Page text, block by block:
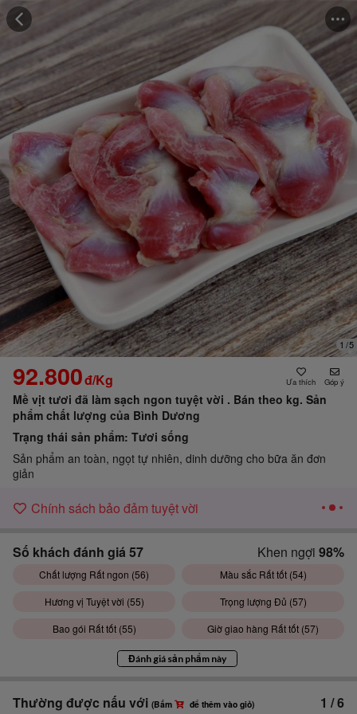
1 /5
Những người đã mua cảm thấy"Hương vị tuyệt vời"
Những người đã mua đánh giá"Trọng lượng đủ"
92.800đ/Kg Góp ý
Mề vịt tươi đã làm sạch ngon tuyệt vời . Bán theo kg. Sản
phẩm chất lượng của Bình Dương
Trạng thái sản phẩm: Tươi sống
Sản phẩm an toàn, ngọt tự nhiên, dinh dưỡng cho bữa ăn đơn
giản
Chính sách bảo đảm tuyệt vời
Số khách đánh giá 57 Khen ngợi 98%
Chất lượng Rất ngon (56) Màu sắc Rất tốt (54)
Hương vị Tuyệt vời (55) Trọng lượng Đủ (57)
Bao gói Rất tốt (55) Giờ giao hàng Rất tốt (57)
Đánh giá sản phẩm này
Thường được nấu với (Bấm để thêm vào giỏ) 1 /6